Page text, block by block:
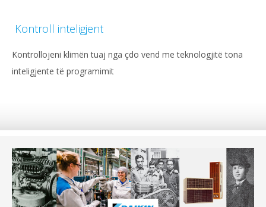
Kontroll inteligjent
Kontrollojeni klimën tuaj nga çdo vend me teknologjitë tona
inteligjente të programimit